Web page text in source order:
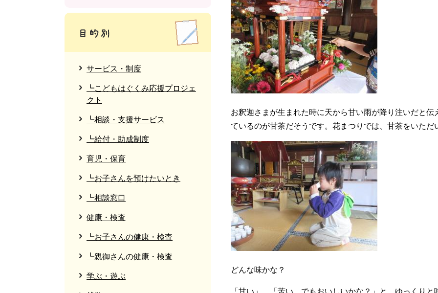
お釈迦さまが生まれた時に天から甘い雨が降り注いだと
ているのが甘茶だそうです。花まつりでは、甘茶をいただ
どんな味かな？
「甘い」 「苦い…でもおいしいかな？」と、ゆっくりと
サービス・制度
┗こどもはぐくみ応援プロジェ
クト
┗相談・支援サービス
┗給付・助成制度
育児・保育
┗お子さんを預けたいとき
┗相談窓口
健康・検査
┗お子さんの健康・検査
┗親御さんの健康・検査
学ぶ・遊ぶ